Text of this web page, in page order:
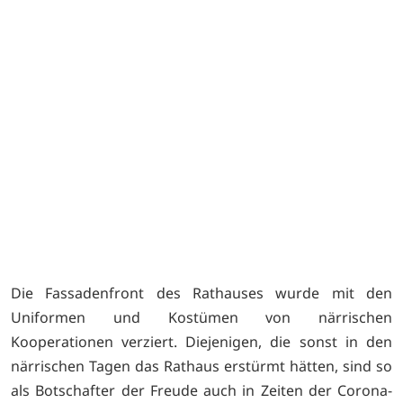
Die Fassadenfront des Rathauses wurde mit den
Uniformen und Kostümen von närrischen
Kooperationen verziert. Diejenigen, die sonst in den
närrischen Tagen das Rathaus erstürmt hätten, sind so
als Botschafter der Freude auch in Zeiten der Corona-